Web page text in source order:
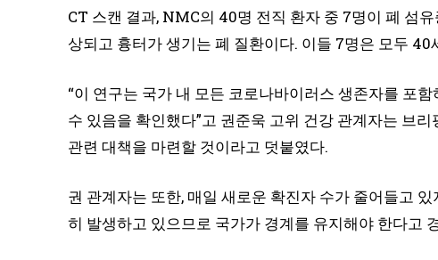
CT 스캔 결과, NMC의 40명 전직 환자 중 7명이 폐 섬
상되고 흉터가 생기는 폐 질환이다. 이들 7명은 모두
“이 연구는 국가 내 모든 코로나바이러스 생존자를 포
수 있음을 확인했다”고 권준욱 고위 건강 관계자는 브
관련 대책을 마련할 것이라고 덧붙였다.
권 관계자는 또한, 매일 새로운 확진자 수가 줄어들고
히 발생하고 있으므로 국가가 경계를 유지해야 한다고